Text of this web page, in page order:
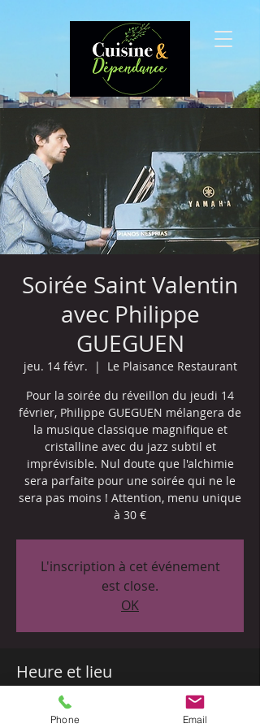
Soirée Saint Valentin
avec Philippe
GUEGUEN
jeu. 14 févr.
  |
Le Plaisance Restaurant
Pour la soirée du réveillon du jeudi 14
février, Philippe GUEGUEN mélangera de
la musique classique magnifique et
cristalline avec du jazz subtil et
imprévisible. Nul doute que l'alchimie
sera parfaite pour une soirée qui ne le
sera pas moins ! Attention, menu unique
à 30 €
L'inscription à cet événement
est close.
OK
Heure et lieu
14 févr. 2019, 20:00
Le Plaisance Restaurant, 4 Place Eugène
Phone Email